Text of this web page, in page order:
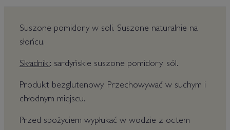
Suszone pomidory w soli. Suszone naturalnie na
słońcu.
Składniki: sardyńskie suszone pomidory, sól.
Produkt bezglutenowy. Przechowywać w suchym i
chłodnym miejscu.
Przed spożyciem wypłukać w wodzie z octem